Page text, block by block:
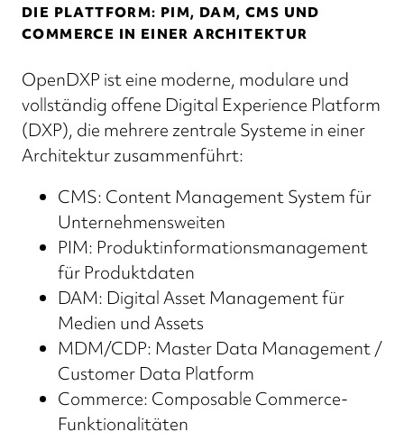
DIE PLATTFORM: PIM, DAM, CMS UND
COMMERCE IN EINER ARCHITEKTUR
OpenDXP ist eine moderne, modulare und
vollständig offene Digital Experience Platform
(DXP), die mehrere zentrale Systeme in einer
Architektur zusammenführt:
CMS: Content Management System für
Unternehmensweiten
PIM: Produktinformationsmanagement
für Produktdaten
DAM: Digital Asset Management für
Medien und Assets
MDM/CDP: Master Data Management /
Customer Data Platform
Commerce: Composable Commerce-
Funktionalitäten